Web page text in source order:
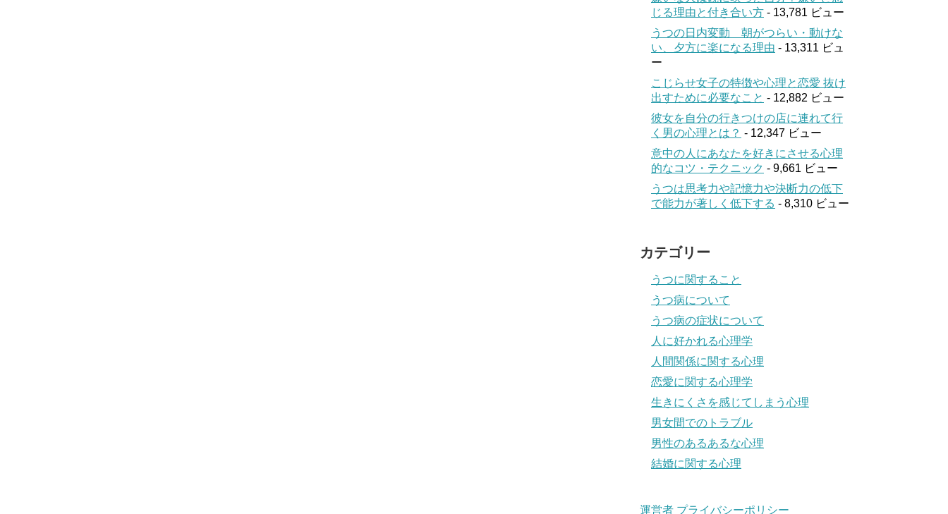
じる理由と付き合い方 - 13,781 ビュー
うつの日内変動 朝がつらい・動けな
い、夕方に楽になる理由 - 13,311 ビュ
ー
こじらせ女子の特徴や心理と恋愛 抜け
出すために必要なこと - 12,882 ビュー
彼女を自分の行きつけの店に連れて行
く男の心理とは？ - 12,347 ビュー
意中の人にあなたを好きにさせる心理
的なコツ・テクニック - 9,661 ビュー
うつは思考力や記憶力や決断力の低下
で能力が著しく低下する - 8,310 ビュー
カテゴリー
うつに関すること
うつ病について
うつ病の症状について
人に好かれる心理学
人間関係に関する心理
恋愛に関する心理学
生きにくさを感じてしまう心理
男女間でのトラブル
男性のあるあるな心理
結婚に関する心理
運営者 プライバシーポリシー